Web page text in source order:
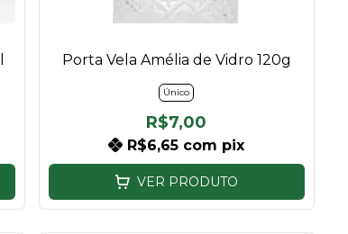
Porta Vela Amélia de Vidro 120g
Único
R$7,00
R$6,65 com pix
VER PRODUTO